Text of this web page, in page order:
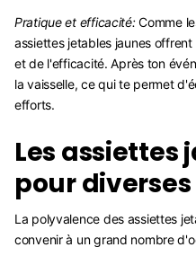
Pratique et efficacité:Comme
assiettes jetables jaunes
et de l'efficacité. Après ton
la vaisselle, ce qui te permet
efforts.
Les assiettes
pour
La polyvalence des assiettes
convenir à un grand nombre